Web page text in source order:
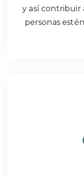
y así contribuir
personas